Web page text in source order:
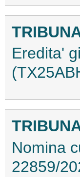
Eredita'
Nomina
22859/